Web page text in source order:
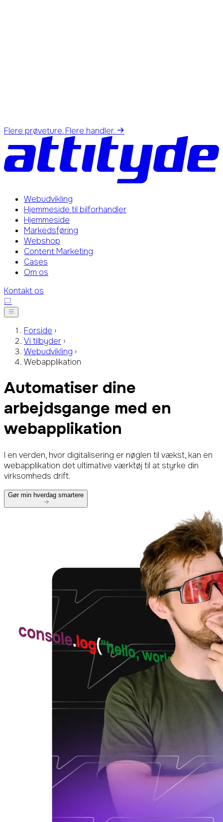
Flere prøveture. Flere handler.
Webudvikling
Hjemmeside til bilforhandler
Hjemmeside
Markedsføring
Webshop
Content Marketing
Cases
Om os
Kontakt os
Forside ›
Vi tilbyder ›
Webudvikling ›
Webapplikation
Automatiser dine
arbejdsgange med en
webapplikation
I en verden, hvor digitalisering er nøglen til vækst, kan en
webapplikation det ultimative værktøj til at styrke din
virksomheds drift.
Gør min hverdag smartere